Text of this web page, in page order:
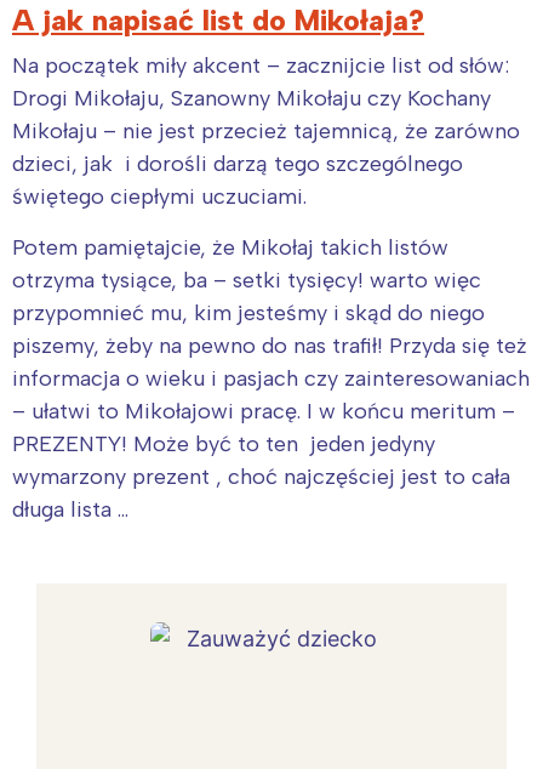
A jak napisać list do Mikołaja?
Na początek miły akcent – zacznijcie list od słów:
Drogi Mikołaju, Szanowny Mikołaju czy Kochany
Mikołaju – nie jest przecież tajemnicą, że zarówno
dzieci, jak i dorośli darzą tego szczególnego
świętego ciepłymi uczuciami.
Potem pamiętajcie, że Mikołaj takich listów
otrzyma tysiące, ba – setki tysięcy! warto więc
przypomnieć mu, kim jesteśmy i skąd do niego
piszemy, żeby na pewno do nas trafił! Przyda się też
informacja o wieku i pasjach czy zainteresowaniach
– ułatwi to Mikołajowi pracę. I w końcu meritum –
PREZENTY! Może być to ten jeden jedyny
wymarzony prezent , choć najczęściej jest to cała
długa lista …